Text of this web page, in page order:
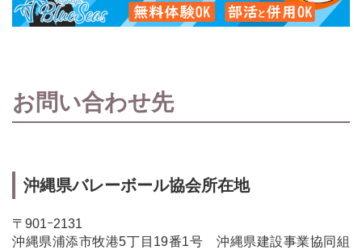
お問い合わせ先
沖縄県バレーボール協会所在地
〒901ｰ2131
沖縄県浦添市牧港5丁目19番1号 沖縄県建設事業協同組